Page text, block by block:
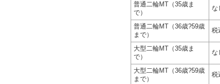
普通二輪MT（35歳ま
で）
な
普通二輪MT（36歳?59歳
まで）
税
大型二輪MT（35歳ま
で）
な
大型二輪MT（36歳?59歳
まで）
税